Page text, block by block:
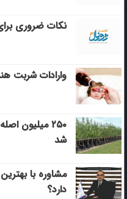
نکات ضروری
وارادات شربت
۲۵۰ میلیون
شد
مشاوره با
دارد؟